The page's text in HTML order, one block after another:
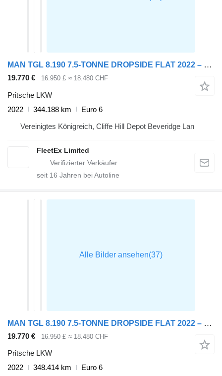
MAN TGL 8.190 7.5-TONNE DROPSIDE FLAT 2022 – BV22 FRF
19.770 € 16.950 £ ≈ 18.480 CHF
Pritsche LKW
2022
344.188 km
Euro 6
Vereinigtes Königreich, Cliffe Hill Depot Beveridge Lan
FleetEx Limited
seit 16 Jahren bei Autoline
MAN TGL 8.190 7.5-TONNE DROPSIDE FLAT 2022 – BV22 FRC
19.770 € 16.950 £ ≈ 18.480 CHF
Pritsche LKW
2022
348.414 km
Euro 6